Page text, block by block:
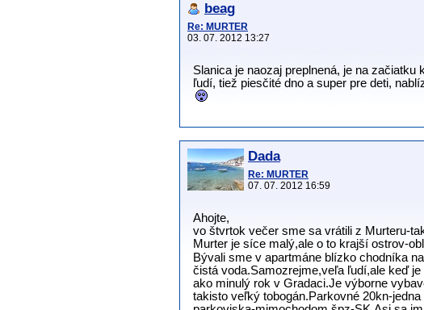
beag
Re: MURTER
03. 07. 2012 13:27
Slanica je naozaj preplnená, je na
ľudí, tiež piesčité dno a super pre deti,
Dada
Re: MURTER
07. 07. 2012 16:59
Ahojte,
vo štvrtok večer sme sa vrátili z Murteru-
Murter je síce malý,ale o to krajší ostrov-
Bývali sme v apartmáne blízko chodníka
čistá voda.Samozrejme,veľa ľudí,ale keď
ako minulý rok v Gradaci.Je výborne
takisto veľký tobogán.Parkovné 20kn-